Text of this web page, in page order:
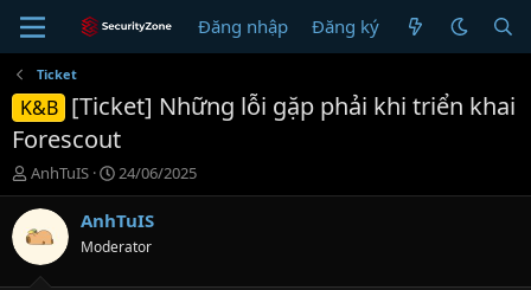
Đăng nhập Đăng ký
Ticket
K&B [Ticket] Những lỗi gặp phải khi triển khai
Forescout
T
h
r
e
d
AnhTuIS
N
g
à
g
24/06/2025
AnhTuIS
Moderator